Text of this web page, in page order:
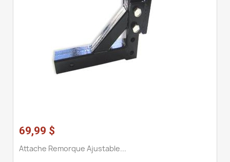
69,99 $
Attache Remorque Ajustable...